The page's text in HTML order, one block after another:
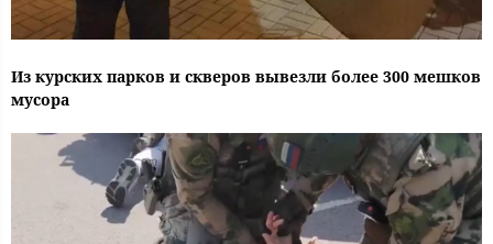
Из курских парков и скверов вывезли более 300 мешков
мусора